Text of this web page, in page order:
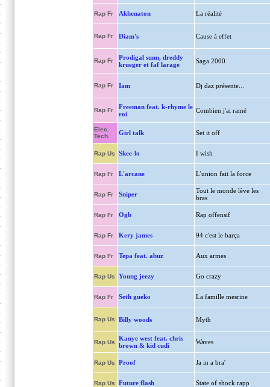
Rap Fr Akhenaton La réalité
Rap Fr Diam's Cause à effet
Rap Fr
Prodigal sunn, dreddy
krueger et faf larage
Saga 2000
Rap Fr Iam Dj daz présente...
Rap Fr
Freeman feat. k-rhyme le
roi
Combien j'ai ramé
Elec.
Tech.
Girl talk Set it off
Rap Us Skee-lo I wish
Rap Fr L'arcane L'union fait la force
Rap Fr Sniper
Tout le monde lève les
bras
Rap Fr Ogb Rap offensif
Rap Fr Kery james 94 c'est le barça
Rap Fr Tepa feat. abuz Aux armes
Rap Us Young jeezy Go crazy
Rap Fr Seth gueko La famille mesrine
Rap Us Billy woods Myth
Rap Us
Kanye west feat. chris
brown & kid cudi
Waves
Rap Us Proof Ja in a bra'
Rap Us Future flash State of shock rapp